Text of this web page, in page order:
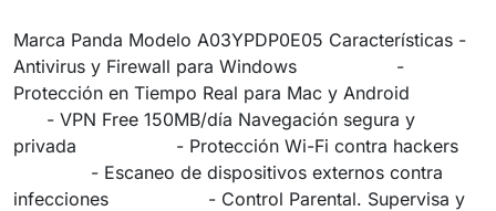
Marca Panda Modelo A03YPDP0E05 Características -
Antivirus y Firewall para Windows -
Protección en Tiempo Real para Mac y Android
- VPN Free 150MB/día Navegación segura y
privada - Protección Wi-Fi contra hackers
- Escaneo de dispositivos externos contra
infecciones - Control Parental. Supervisa y